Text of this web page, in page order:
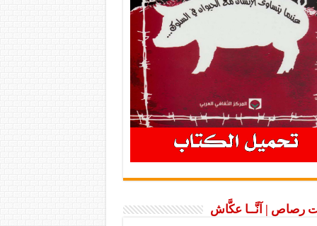
رصاص | آنَّــا عكَّاش